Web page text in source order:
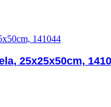
25x25x50cm,